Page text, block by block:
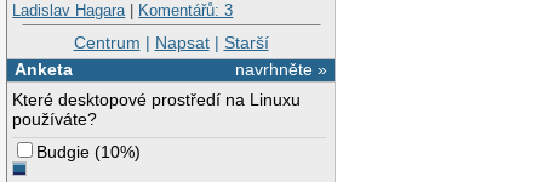
Ladislav Hagara| Komentářů: 3
Centrum | Napsat| Starší
navrhněte »
Anketa
Které desktopové prostředí na Linuxu
používáte?
Budgie (10%)